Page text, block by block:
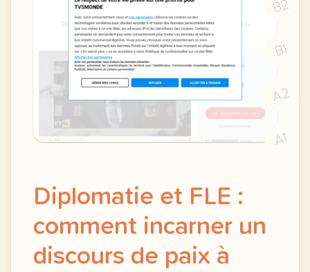
B2
B1
A2
A1
Diplomatie et FLE :
comment incarner un
discours de paix à